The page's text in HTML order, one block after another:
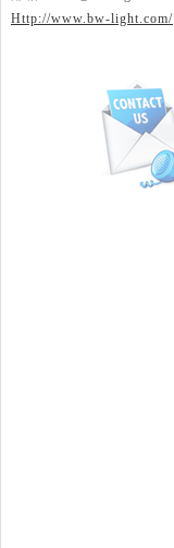
Http://www.bw-light.com/